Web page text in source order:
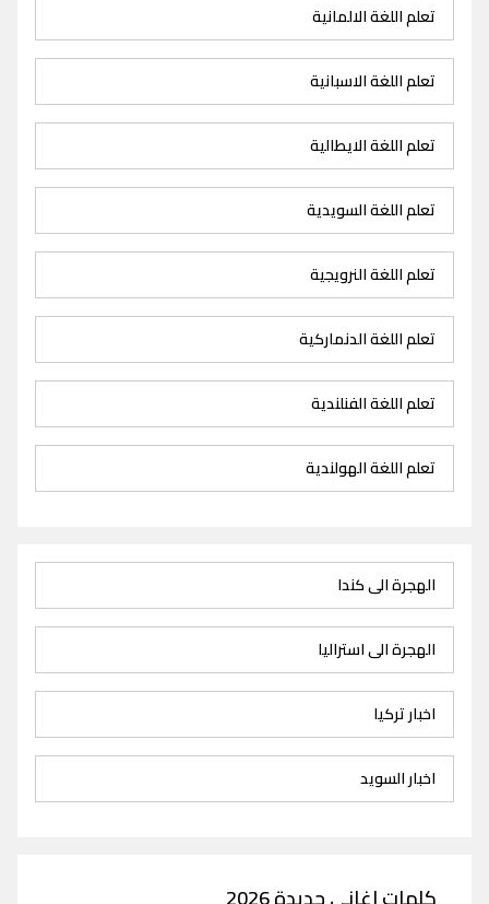
تعلم اللغة الالمانية
تعلم اللغة الاسبانية
تعلم اللغة الايطالية
تعلم اللغة السويدية
تعلم اللغة النرويجية
تعلم اللغة الدنماركية
تعلم اللغة الفنلندية
تعلم اللغة الهولندية
الهجرة الى كندا
الهجرة الى استراليا
اخبار تركيا
اخبار السويد